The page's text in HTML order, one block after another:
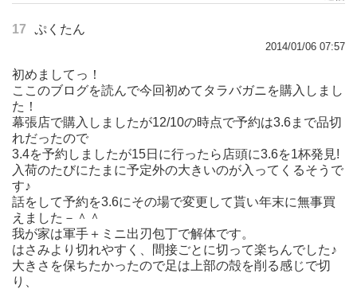
17 ぷくたん
2014/01/06 07:57
初めましてっ！
ここのブログを読んで今回初めてタラバガニを購入しまし
た！
幕張店で購入しましたが12/10の時点で予約は3.6まで品切
れだったので
3.4を予約しましたが15日に行ったら店頭に3.6を1杯発見!
入荷のたびにたまに予定外の大きいのが入ってくるそうで
す♪
話をして予約を3.6にその場で変更して貰い年末に無事買
えました－＾＾
我が家は軍手＋ミニ出刃包丁で解体です。
はさみより切れやすく、間接ごとに切って楽ちんでした♪
大きさを保ちたかったので足は上部の殻を削る感じで切
り、